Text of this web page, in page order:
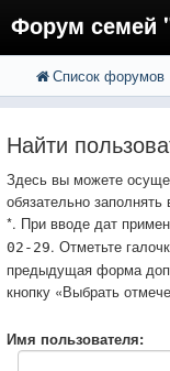
Форум семей
FAQ
Вход
Список форумов
Найти
Здесь вы можете
обязательно
*. При вводе дат
02-29. Отметьте
предыдущая форма
кнопку «Выбрать
Имя пользователя: